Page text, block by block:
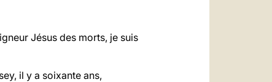
Jésus des morts, je suis
il y a soixante ans,